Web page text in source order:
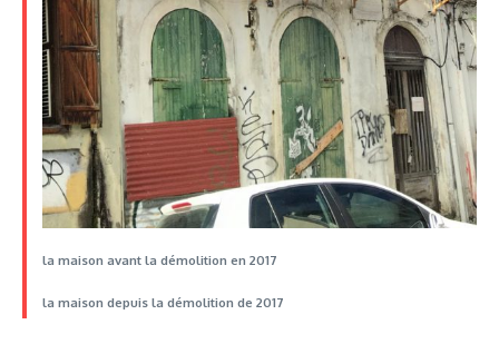
la maison avant la démolition en 2017
la maison depuis la démolition de 2017